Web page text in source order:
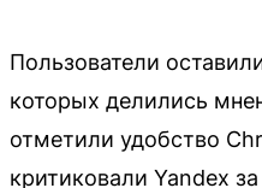
Пользователи
которых делились
отметили удобство
критиковали Yandex